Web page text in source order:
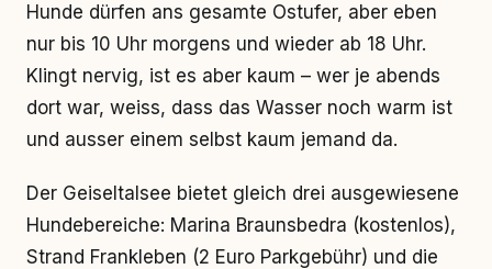
Hunde dürfen ans gesamte Ostufer, aber eben
nur bis 10 Uhr morgens und wieder ab 18 Uhr.
Klingt nervig, ist es aber kaum – wer je abends
dort war, weiss, dass das Wasser noch warm ist
und ausser einem selbst kaum jemand da.
Der Geiseltalsee bietet gleich drei ausgewiesene
Hundebereiche: Marina Braunsbedra (kostenlos),
Strand Frankleben (2 Euro Parkgebühr) und die